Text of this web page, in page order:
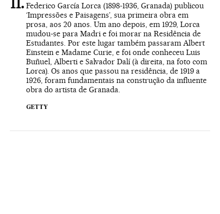
Federico García Lorca (1898-1936, Granada) publicou
‘Impressões e Paisagens’, sua primeira obra em
prosa, aos 20 anos. Um ano depois, em 1929, Lorca
mudou-se para Madri e foi morar na Residência de
Estudantes. Por este lugar também passaram Albert
Einstein e Madame Curie, e foi onde conheceu Luis
Buñuel, Alberti e Salvador Dalí (à direita, na foto com
Lorca). Os anos que passou na residência, de 1919 a
1926, foram fundamentais na construção da influente
obra do artista de Granada.
GETTY